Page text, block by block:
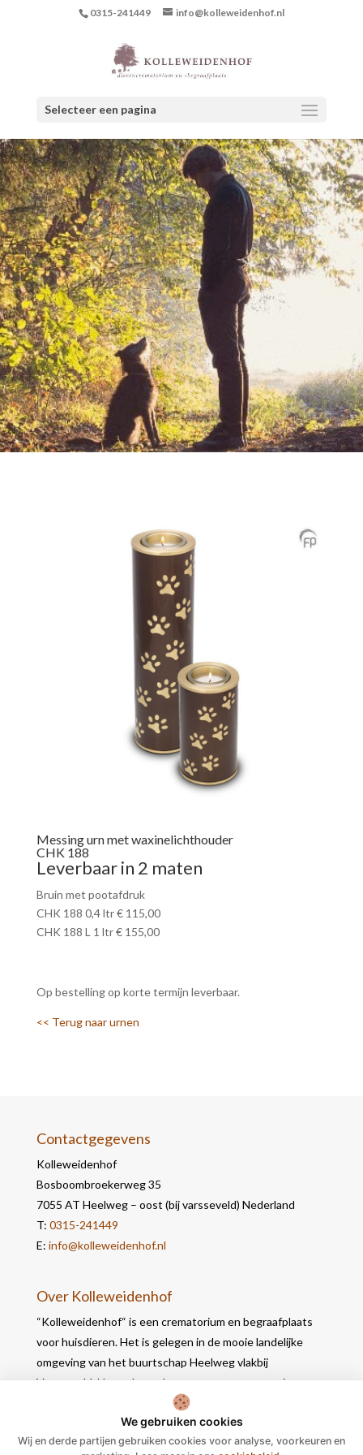
0315-241449 info@kolleweidenhof.nl
Selecteer een pagina
Messing urn met waxinelichthouder
CHK 188
Leverbaar in 2 maten
Bruin met pootafdruk
CHK 188 0,4 ltr € 115,00
CHK 188 L 1 ltr € 155,00
Op bestelling op korte termijn leverbaar.
<< Terug naar urnen
Contactgegevens
Kolleweidenhof
Bosboombroekerweg 35
7055 AT Heelweg – oost (bij varsseveld) Nederland
T: 0315-241449
E: info@kolleweidenhof.nl
Over Kolleweidenhof
“Kolleweidenhof“ is een crematorium en begraafplaats
voor huisdieren. Het is gelegen in de mooie landelijke
omgeving van het buurtschap Heelweg vlakbij
Varsseveld. Het gebouw bevat naast een crematie- en
werkruimte, 2 opbaarruimtes waar u in alle rust nog
afscheid kunt nemen.We gebruiken cookies
Wij en derde partijen gebruiken cookies voor analyse, voorkeuren en